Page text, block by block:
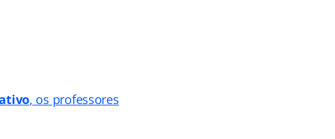
, os professores